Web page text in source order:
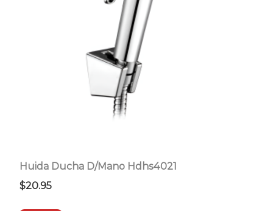
Huida Ducha D/Mano Hdhs4021
$20.95